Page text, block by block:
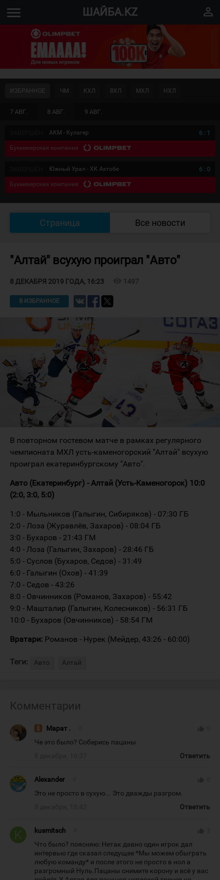
menu ШАЙБА.KZ perm_identity
7 АВГ. 8 АВГ. 9 АВГ.
ИЗБРАННОЕ ЧМ КХЛ ВХЛ МХЛ НХЛ
АКМ - Кулагер 6 : 1
Букмекерская компания
Южный Урал - ХК Актобе 6 : 0
Букмекерская компания
Страница Все новости
"Алтай" всухую проиграл "Авто"
8 ДЕКАБРЯ 2019 ГОДА, 16:23 1497
В ИЗБРАННОЕ
В повторном гостевом матче в рамках регулярного
чемпионата МХЛ усть-каменогорский "Алтай" всухую
проиграл екатеринбургскому "Авто".
Авто (Екатеринбург) - Алтай (Усть-Каменогорск) 10:0
(2:0, 3:0, 5:0)
1:0 - Мыльников (Галыгин, Сибиряков) - 07:30 ГБ
2:0 - Лоза (Журавлёв, Захаров) - 08:04 ГБ
3:0 - Бухаров - 21:43 ГМ
4:0 - Лоза (Галыгин, Захаров) - 28:46 ГБ
5:0 - Суслов (Бухаров, Седов) - 31:49
6:0 - Галыгин (Охов) - 41:39
7:0 - Седов - 43:26
8:0 - Овчинников (Романов, Захаров) - 55:42
9:0 - Машталир (Галыгин, Колесников) - 56:31 ГБ
10:0 - Бухаров (Овчинников) - 58:54 ГМ
Вратари: Романов - Нурек (Мейдер, 43:26 - 60:00)
Теги: Авто Алтай
Комментарии
Марат .
Че это было? Соберись пацаны
Ответить
Alexander
Это не просто в сухую... Это дважды разгром.
Ответить
kusmitsch
Что было? поясняю: Нетак давно один игрок дал
интервью где сказал следущее *Мы можем обыграть
любую команду* и после этого не просто в нол а
разгромный Нуль.Пацаны снимите корону и всё у вас